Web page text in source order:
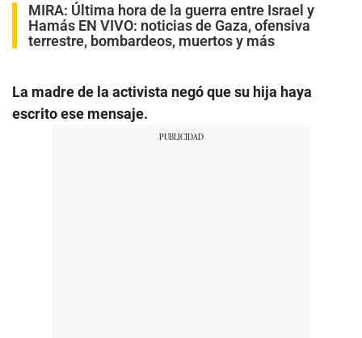
MIRA: Última hora de la guerra entre Israel y
Hamás EN VIVO: noticias de Gaza, ofensiva
terrestre, bombardeos, muertos y más
La madre de la activista negó que su hija haya
escrito ese mensaje.